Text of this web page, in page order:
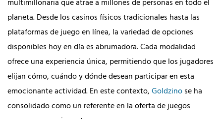
multimillonaria que atrae a millones de personas en todo el
planeta. Desde los casinos físicos tradicionales hasta las
plataformas de juego en línea, la variedad de opciones
disponibles hoy en día es abrumadora. Cada modalidad
ofrece una experiencia única, permitiendo que los jugadores
elijan cómo, cuándo y dónde desean participar en esta
emocionante actividad. En este contexto,Goldzinose ha
consolidado como un referente en la oferta de juegos